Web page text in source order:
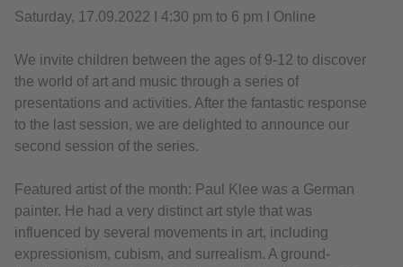
Saturday, 17.09.2022 I 4:30 pm to 6 pm I Online
We invite children between the ages of 9-12 to discover
the world of art and music through a series of
presentations and activities. After the fantastic response
to the last session, we are delighted to announce our
second session of the series.
Featured artist of the month: Paul Klee was a German
painter. He had a very distinct art style that was
influenced by several movements in art, including
expressionism, cubism, and surrealism. A ground-